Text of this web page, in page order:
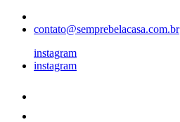
contato@semprebelacasa.com.br
instagram
instagram